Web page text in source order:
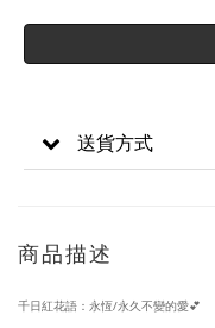
送貨方式
商品描述
千日紅花語：永恆/永久不變的愛💕